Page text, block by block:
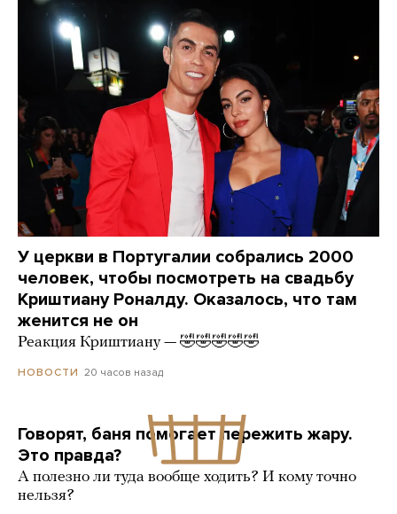
У церкви в Португалии собрались 2000
человек, чтобы посмотреть на свадьбу
Криштиану Роналду. Оказалось, что там
женится не он
Реакция Криштиану — 🤣🤣🤣🤣🤣
НОВОСТИ 20 часов назад
Говорят, баня помогает пережить жару.
Это правда?
А полезно ли туда вообще ходить? И кому точно
нельзя?